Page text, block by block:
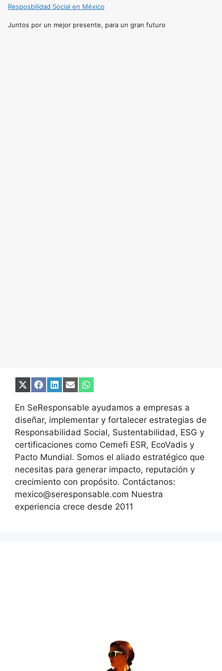
Resposbilidad Social en México
Juntos por un mejor presente, para un gran futuro
Compartir
X
(Twitter)
Compartir
Facebook
Compartir
LinkedIn
Compartir
Email
Compartir
WhatsApp
En SeResponsable ayudamos a empresas a
diseñar, implementar y fortalecer estrategias de
Responsabilidad Social, Sustentabilidad, ESG y
certificaciones como Cemefi ESR, EcoVadis y
Pacto Mundial. Somos el aliado estratégico que
necesitas para generar impacto, reputación y
crecimiento con propósito. Contáctanos:
mexico@seresponsable.com Nuestra
experiencia crece desde 2011